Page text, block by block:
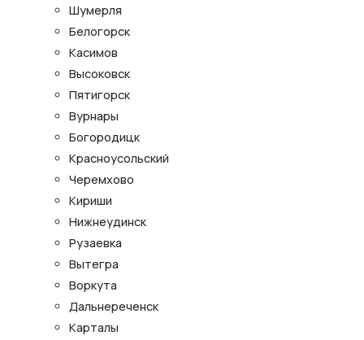
Шумерля
Белогорск
Касимов
Высоковск
Пятигорск
Вурнары
Богородицк
Красноусольский
Черемхово
Кириши
Нижнеудинск
Рузаевка
Вытегра
Воркута
Дальнереченск
Карталы